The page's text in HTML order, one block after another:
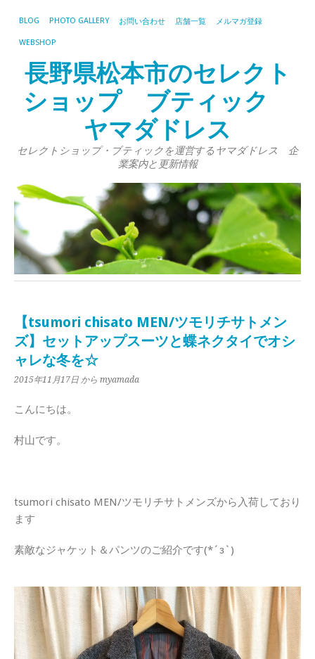
BLOG PHOTO GALLERY お問い合わせ 店舗一覧 メルマガ登録
WEBSHOP
長野県松本市のセレクト
ショップ ブティック
ヤマダドレス
セレクトショップ・ブティックを運営するヤマダドレス 企
業案内と更新情報
【tsumori chisato MEN/ツモリチサトメン
ズ】セットアップスーツと蝶ネクタイでオシ
ャレな冬を☆
2015年11月17日 から myamada
こんにちは。
村山です。
tsumori chisato MEN/ツモリチサトメンズから入荷しており
ます
素敵なジャケット＆パンツのご紹介です(*´з`)